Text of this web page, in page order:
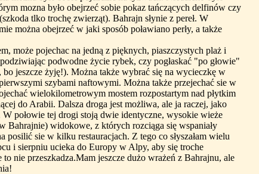
mozna było obejrzeć sobie pokaz tańczących delfinów czy
tlko trochę zwierząt). Bahrajn słynie z pereł. W
można obejrzeć w jaki sposób poławiano perły, a także
może pojechac na jedną z pięknych, piaszczystych plaż i
podwodne życie rybek, czy pogłaskać "po głowie"
bo jeszcze żyję!). Można także wybrać się na wycieczkę w
szybami naftowymi. Można także przejechać sie w
wielokilometrowym mostem rozpostartym nad płytkim
do Arabii. Dalsza droga jest możliwa, ale ja raczej, jako
połowie tej drogi stoją dwie identyczne, wysokie wieże
Bahrajnie) widokowe, z których rozciąga się wspaniały
posilić sie w kilku restauracjach. Z tego co słyszałam wielu
i sierpniu ucieka do Europy w Alpy, aby się troche
to nie przeszkadza.Mam jeszcze dużo wrażeń z Bahrajnu, ale